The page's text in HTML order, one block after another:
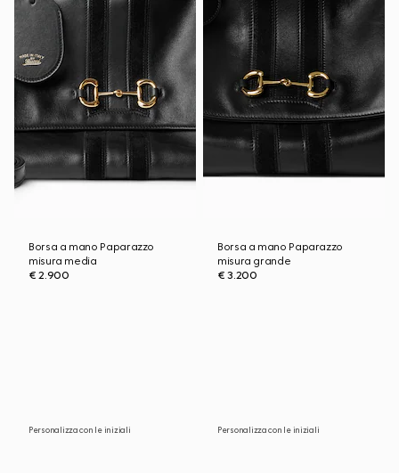
Borsa a mano Paparazzo
misura media
€ 2.900
Borsa a mano Paparazzo
misura grande
€ 3.200
Personalizza con le iniziali Personalizza con le iniziali